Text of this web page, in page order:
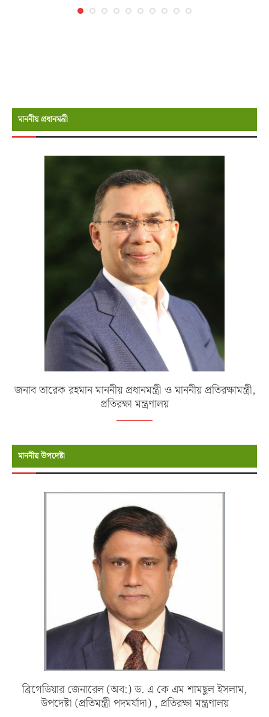
মাননীয় প্রধানমন্রী
জনাব তারেক রহমান মাননীয় প্রধানমন্ত্রী ও মাননীয় প্রতিরক্ষামন্ত্রী,
প্রতিরক্ষা মন্ত্রণালয়
মাননীয় উপদেষ্টা
ব্রিগেডিয়ার জেনারেল (অব:) ড. এ কে এম শামছুল ইসলাম,
উপদেষ্টা (প্রতিমন্ত্রী পদমর্যাদা) , প্রতিরক্ষা মন্ত্রণালয়